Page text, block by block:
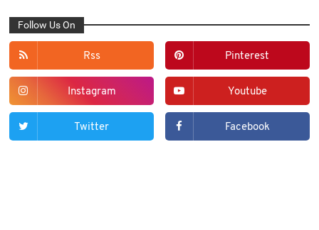
Follow Us On
Rss Pinterest
Instagram Youtube
Twitter Facebook